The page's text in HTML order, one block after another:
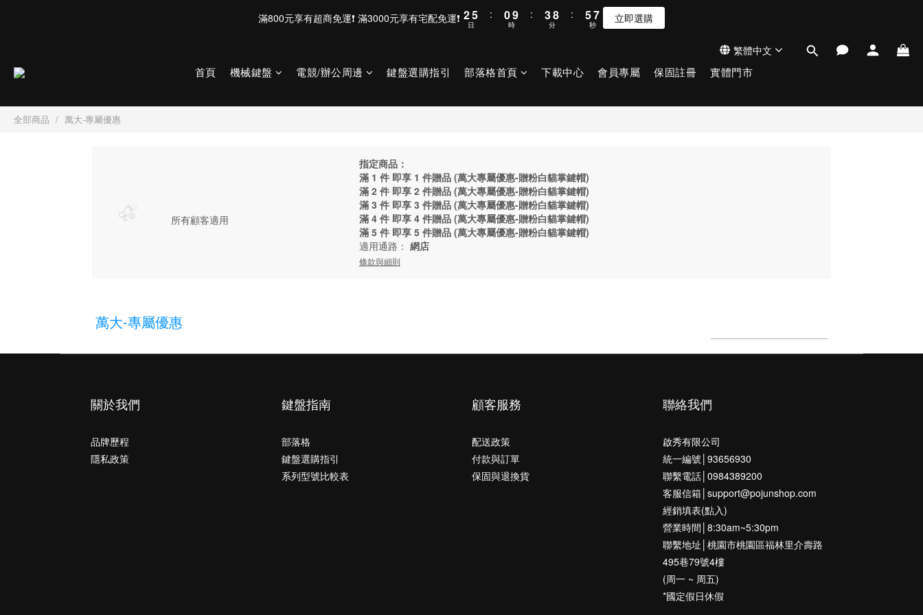
滿800元享有超商免運❗ 滿3000元享有宅配免運❗ 2
1
5
4
1
日
:
09
8
5
3
時
:
3
2
8
7
4
2
分
:
5
4
6
5
2
0
秒 立即選購
繁體中文
首頁 機械鍵盤 電競/辦公周邊 鍵盤選購指引 部落格首頁 下載中心 會員專屬 保固註冊 實體門市
全部商品 萬大-專屬優惠
所有顧客適用
指定商品：
滿 1 件 即享 1 件贈品 (萬大專屬優惠-贈粉白貓掌鍵帽)
滿 2 件 即享 2 件贈品 (萬大專屬優惠-贈粉白貓掌鍵帽)
滿 3 件 即享 3 件贈品 (萬大專屬優惠-贈粉白貓掌鍵帽)
滿 4 件 即享 4 件贈品 (萬大專屬優惠-贈粉白貓掌鍵帽)
滿 5 件 即享 5 件贈品 (萬大專屬優惠-贈粉白貓掌鍵帽)
適用通路： 網店
條款與細則
萬大-專屬優惠
關於我們
品牌歷程
隱私政策
鍵盤指南
部落格
鍵盤選購指引
系列型號比較表
顧客服務
配送政策
付款與訂單
保固與退換貨
聯絡我們
啟秀有限公司
統一編號│93656930
聯繫電話│0984389200
客服信箱│support@pojunshop.com
經銷填表(點入)
營業時間│8:30am~5:30pm
聯繫地址│桃園市桃園區福林里介壽路
495巷79號4樓
(周一 ~ 周五)
*國定假日休假